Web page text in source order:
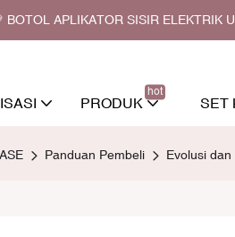
BOTOL APLIKATOR SISIR ELEKTRIK
PRODUK
hot
SET
Panduan Pembeli Evolusi